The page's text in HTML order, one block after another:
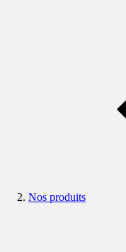
Nos produits